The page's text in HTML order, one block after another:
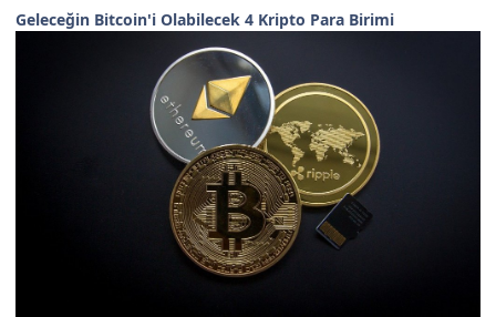
Geleceğin Bitcoin'i Olabilecek 4 Kripto Para Birimi